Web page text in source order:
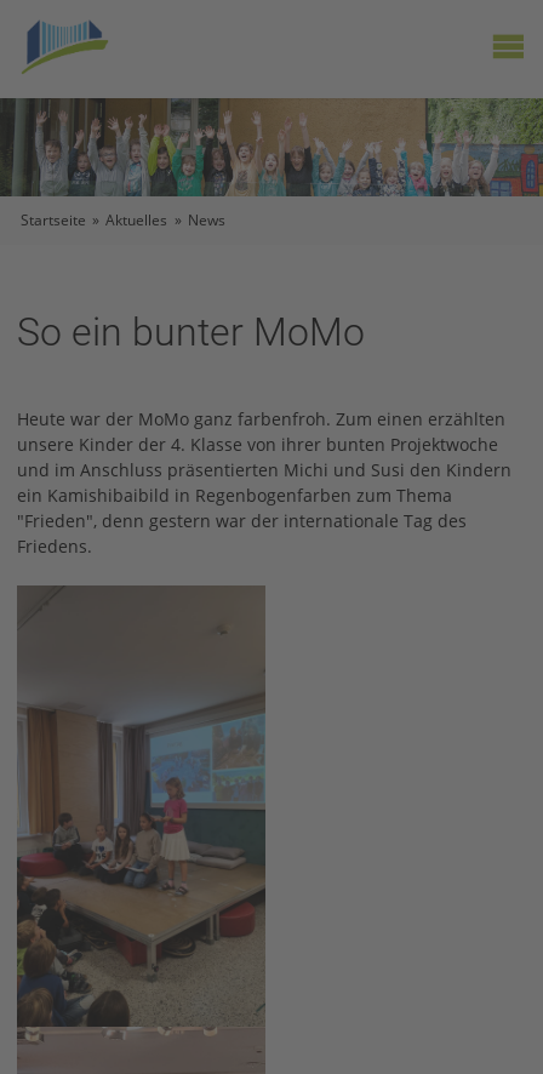
X
Startseite » Aktuelles » News
So ein bunter MoMo
Heute war der MoMo ganz farbenfroh. Zum einen erzählten
unsere Kinder der 4. Klasse von ihrer bunten Projektwoche
und im Anschluss präsentierten Michi und Susi den Kindern
ein Kamishibaibild in Regenbogenfarben zum Thema
"Frieden", denn gestern war der internationale Tag des
Friedens.